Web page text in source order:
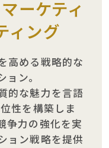
ーケティ
ィング
高める戦略的な
ョン。
的な魅力を言語
性を構築しま
争力の強化を実
ョン戦略を提供